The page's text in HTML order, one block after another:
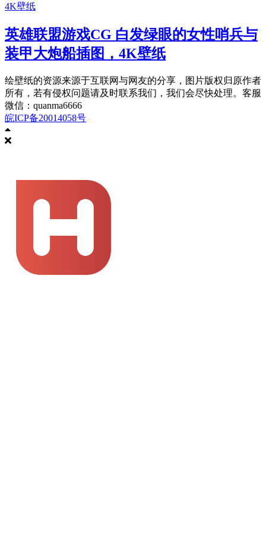
英雄联盟游戏CG 白发绿眼的女性哨兵与
装甲大炮船插图，4K壁纸
绘壁纸的资源来源于互联网与网友的分享，图片版权归原作者
所有，若有侵权问题请及时联系我们，我们会尽快处理。客服
微信：quanma6666
皖ICP备20014058号